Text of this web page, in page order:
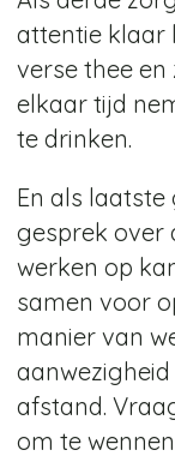
attentie klaar
verse thee
elkaar tijd
te drinken.
En als
gesprek over
werken op
samen voor
manier van
afstand.
om te